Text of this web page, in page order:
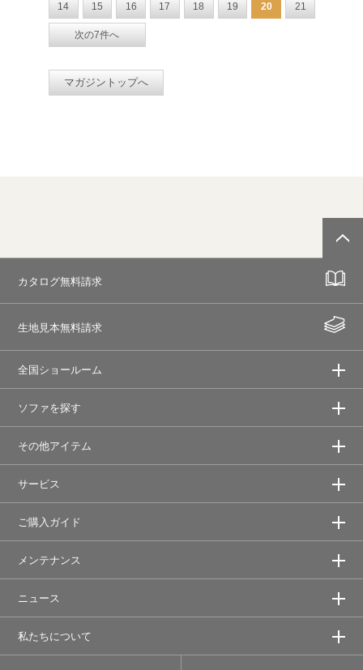
14 15 16 17 18 19 20 21
次の7件へ
マガジントップへ
カタログ無料請求
生地見本無料請求
全国ショールーム
ソファを探す
その他アイテム
サービス
ご購入ガイド
メンテナンス
ニュース
私たちについて